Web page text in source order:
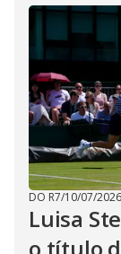
DO R7/10/07/2026
Luisa